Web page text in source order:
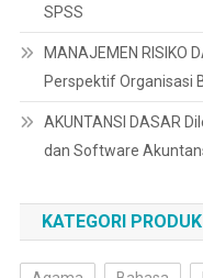
SPSS
MANAJEMEN RISIKO
Perspektif Organisasi
AKUNTANSI DASAR
dan Software
KATEGORI PRODUK